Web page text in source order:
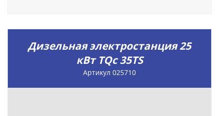
Дизельная электростанция 25
кВт TQc 35TS
Артикул 025710